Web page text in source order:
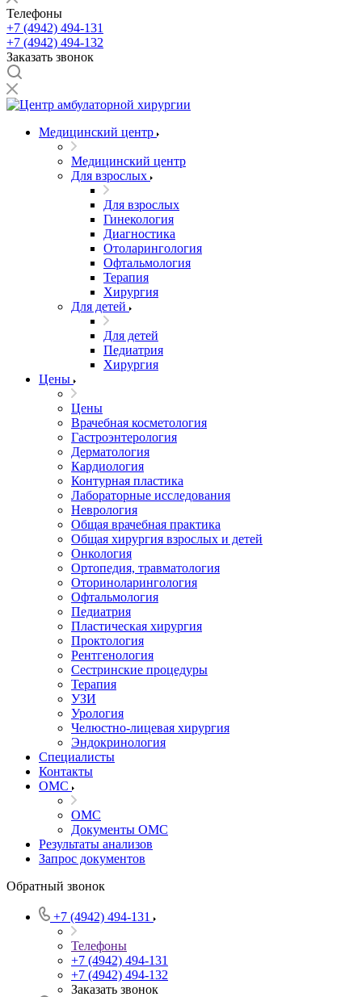
Телефоны
+7 (4942) 494-131
+7 (4942) 494-132
Заказать звонок
Медицинский центр
Медицинский центр
Для взрослых
Для взрослых
Гинекология
Диагностика
Отоларингология
Офтальмология
Терапия
Хирургия
Для детей
Для детей
Педиатрия
Хирургия
Цены
Цены
Врачебная косметология
Гастроэнтерология
Дерматология
Кардиология
Контурная пластика
Лабораторные исследования
Неврология
Общая врачебная практика
Общая хирургия взрослых и детей
Онкология
Ортопедия, травматология
Оториноларингология
Офтальмология
Педиатрия
Пластическая хирургия
Проктология
Рентгенология
Сестринские процедуры
Терапия
УЗИ
Урология
Челюстно-лицевая хирургия
Эндокринология
Специалисты
Контакты
ОМС
ОМС
Документы ОМС
Результаты анализов
Запрос документов
Обратный звонок
+7 (4942) 494-131
Телефоны
+7 (4942) 494-131
+7 (4942) 494-132
Заказать звонок